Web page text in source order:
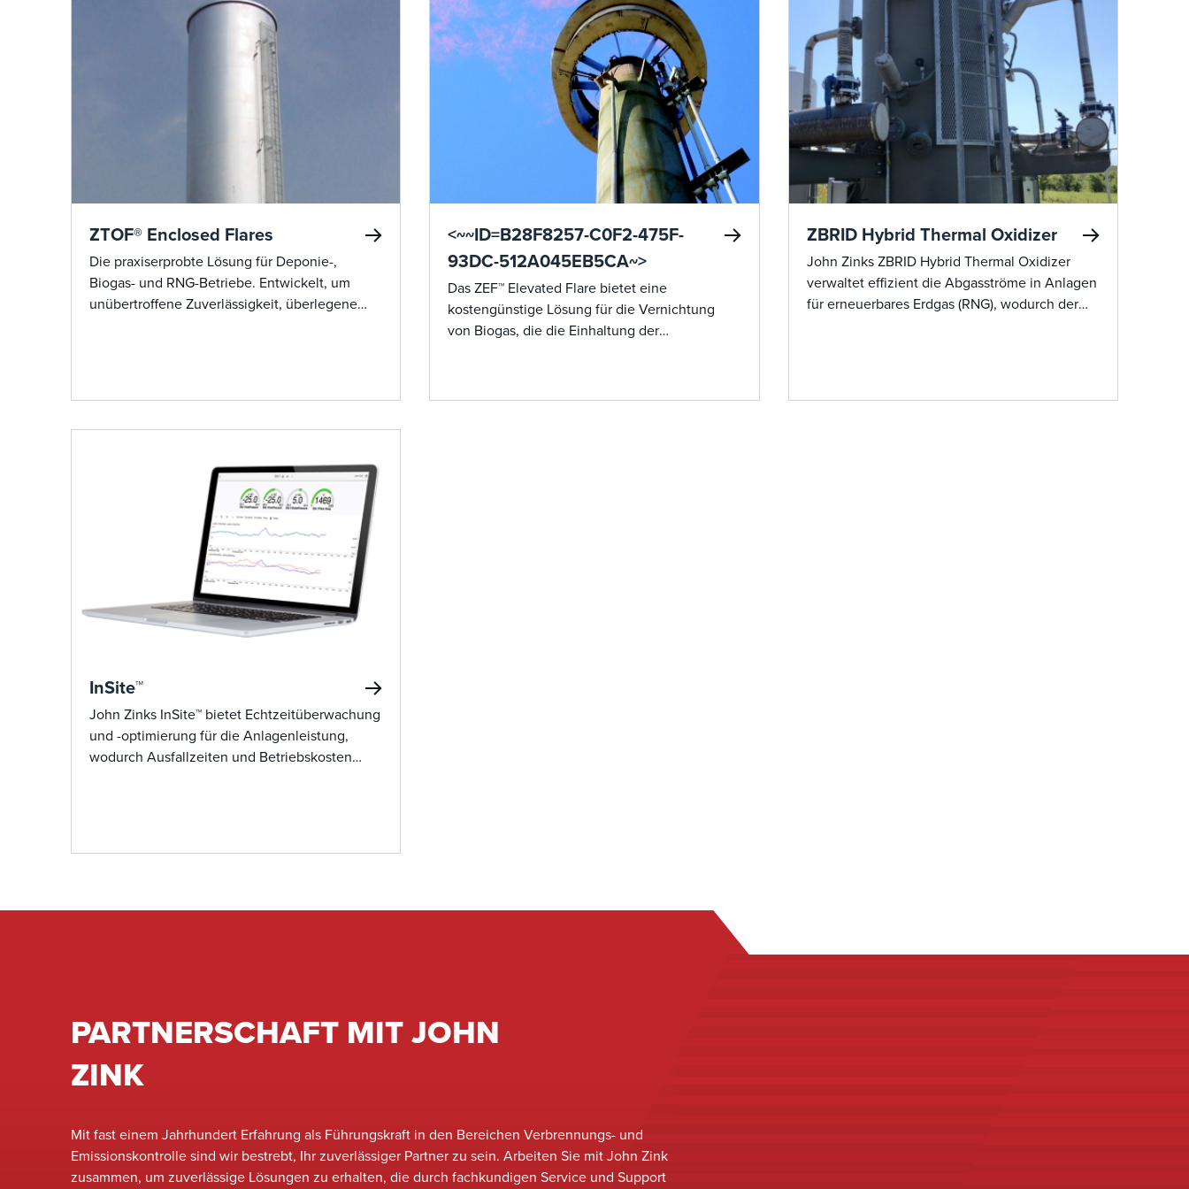
ZTOF® Enclosed Flares
Die praxiserprobte Lösung für Deponie-,
Biogas- und RNG-Betriebe. Entwickelt, um
unübertroffene Zuverlässigkeit, überlegene
<~~ID=B28F8257-C0F2-475F-
93DC-512A045EB5CA~>
Das ZEF™ Elevated Flare bietet eine
kostengünstige Lösung für die Vernichtung
von Biogas, die die Einhaltung der
ZBRID Hybrid Thermal Oxidizer
John Zinks ZBRID Hybrid Thermal Oxidizer
verwaltet effizient die Abgasströme in Anlagen
für erneuerbares Erdgas (RNG), wodurch der
InSite™
John Zinks InSite™ bietet Echtzeitüberwachung
und -optimierung für die Anlagenleistung,
wodurch Ausfallzeiten und Betriebskosten
PARTNERSCHAFT MIT JOHN
ZINK
Mit fast einem Jahrhundert Erfahrung als Führungskraft in den Bereichen Verbrennungs- und
Emissionskontrolle sind wir bestrebt, Ihr zuverlässiger Partner zu sein. Arbeiten Sie mit John Zink
zusammen, um zuverlässige Lösungen zu erhalten, die durch fachkundigen Service und Support